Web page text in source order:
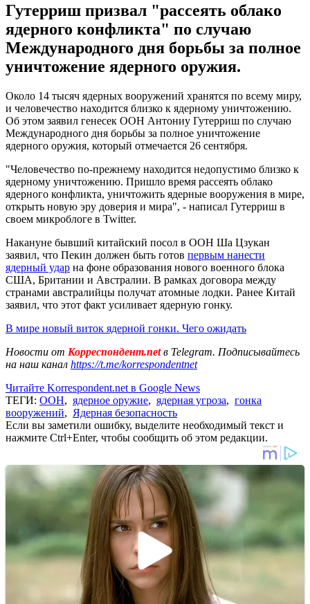
Гутерриш призвал "рассеять облако
ядерного конфликта" по случаю
Международного дня борьбы за полное
уничтожение ядерного оружия.
Около 14 тысяч ядерных вооружений хранятся по всему миру,
и человечество находится близко к ядерному уничтожению.
Об этом заявил генесек ООН Антониу Гутерриш по случаю
Международного дня борьбы за полное уничтожение
ядерного оружия, который отмечается 26 сентября.
"Человечество по-прежнему находится недопустимо близко к
ядерному уничтожению. Пришло время рассеять облако
ядерного конфликта, уничтожить ядерные вооружения в мире,
открыть новую эру доверия и мира", - написал Гутерриш в
своем микроблоге в Twitter.
Накануне бывший китайский посол в ООН Ша Цзукан
заявил, что Пекин должен быть готов первым нанести
ядерный удар на фоне образования нового военного блока
США, Британии и Австралии. В рамках договора между
странами австралийцы получат атомные лодки. Ранее Китай
заявил, что этот факт усиливает ядерную гонку.
В мире новый виток ядерной гонки. Чего ожидать
Новости от Корреспондент.netв Telegram. Подписывайтесь
на наш канал https://t.me/korrespondentnet
Читайте Korrespondent.net в Google News
ТЕГИ: ООН, ядерное оружие, ядерная угроза, гонка
вооружений, Ядерная безопасность
Если вы заметили ошибку, выделите необходимый текст и
нажмите Ctrl+Enter, чтобы сообщить об этом редакции.